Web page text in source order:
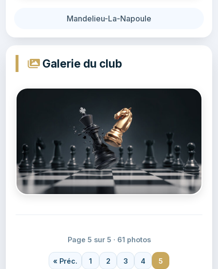
Mandelieu-La-Napoule
Galerie du club
Page 5 sur 5 · 61 photos
« Préc. 1 2 3 4 5